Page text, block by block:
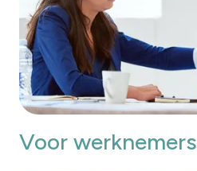
Voor werknemers